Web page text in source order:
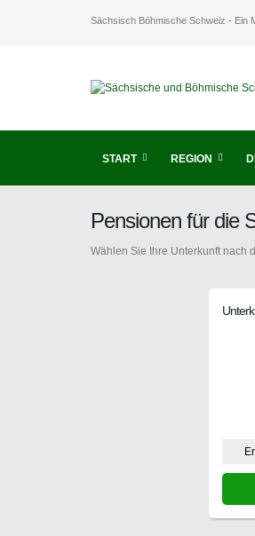
Sächsisch Böhmische Schweiz - Ein
START REGION
Pensionen für die
Wählen Sie Ihre Unterkunft nach